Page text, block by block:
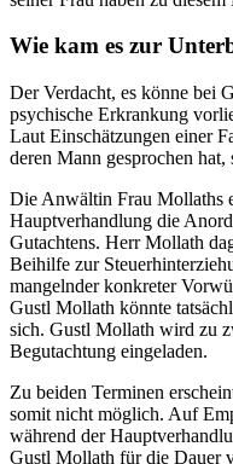
Wie kam es zur
Der Verdacht, es könne bei
psychische Erkrankung
Laut Einschätzungen einer
deren Mann gesprochen hat,
Die Anwältin Frau Mollaths
Hauptverhandlung die
Gutachtens. Herr Mollath
Beihilfe zur
mangelnder konkreter
Gustl Mollath könnte
sich. Gustl Mollath wird zu
Begutachtung eingeladen.
Zu beiden Terminen
somit nicht möglich. Auf
während der
Gustl Mollath für die Dauer